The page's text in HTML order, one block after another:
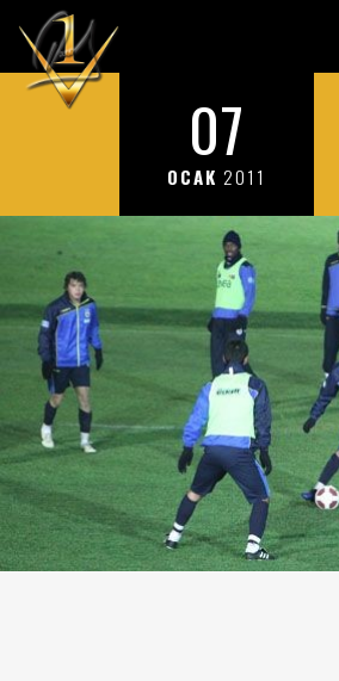
07
OCAK 2011